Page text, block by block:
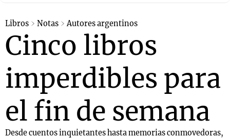
Libros Notas Autores argentinos
Cinco libros
imperdibles para
el fin de semana
Desde cuentos inquietantes hasta memorias conmovedoras,